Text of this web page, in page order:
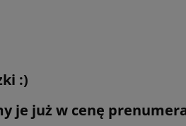
:)
je już w cenę